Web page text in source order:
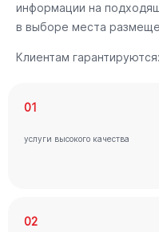
информации на
в выборе места
Клиентам гарантируются:
01
услуги высокого качества
02